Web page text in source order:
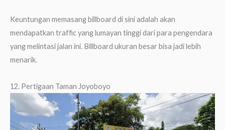
Keuntungan memasang billboard di sini adalah akan
mendapatkan traffic yang lumayan tinggi dari para pengendara
yang melintasi jalan ini. Billboard ukuran besar bisa jadi lebih
menarik.
12. Pertigaan Taman Joyoboyo